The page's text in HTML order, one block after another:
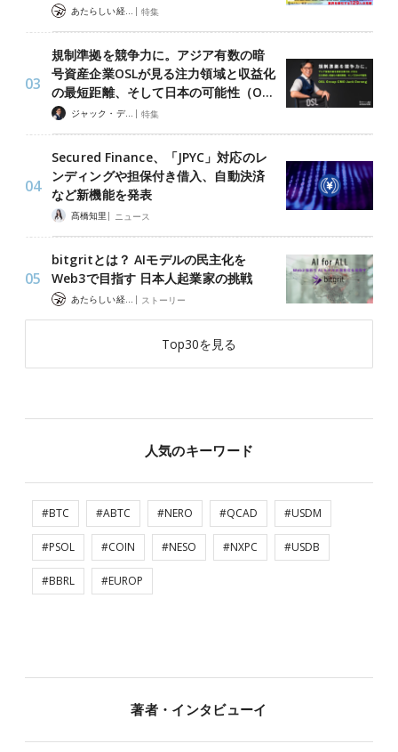
あたらしい経済 編集部 | 特集
規制準拠を競争力に。アジア有数の暗
号資産企業OSLが見る注力領域と収益化
の最短距離、そして日本の可能性（O…
ジャック・デロン（Jack Derong） | 特集
Secured Finance、「JPYC」対応のレ
ンディングや担保付き借入、自動決済
など新機能を発表
髙橋知里 | ニュース
bitgritとは？ AIモデルの民主化を
Web3で目指す 日本人起業家の挑戦
あたらしい経済 編集部 | ストーリー
Top30を見る
人気のキーワード
#BTC #ABTC #NERO #QCAD #USDM
#PSOL #COIN #NESO #NXPC #USDB
#BBRL #EUROP
著者・インタビューイ